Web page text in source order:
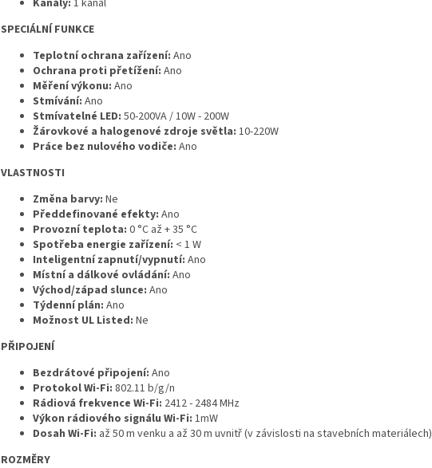
SPECIÁLNÍ FUNKCE
Teplotní ochrana zařízení: Ano
Ochrana proti přetížení: Ano
Měření výkonu: Ano
Stmívání: Ano
Stmívatelné LED: 50-200VA / 10W - 200W
Žárovkové a halogenové zdroje světla: 10-220W
Práce bez nulového vodiče: Ano
VLASTNOSTI
Změna barvy: Ne
Předdefinované efekty: Ano
Provozní teplota: 0 °C až + 35 °C
Spotřeba energie zařízení: < 1 W
Inteligentní zapnutí/vypnutí: Ano
Místní a dálkové ovládání: Ano
Východ/západ slunce: Ano
Týdenní plán: Ano
Možnost UL Listed: Ne
PŘIPOJENÍ
Bezdrátové připojení: Ano
Protokol Wi-Fi: 802.11 b/g/n
Rádiová frekvence Wi-Fi: 2412 - 2484 MHz
Výkon rádiového signálu Wi-Fi: 1mW
Dosah Wi-Fi: až 50 m venku a až 30 m uvnitř (v závislosti na stavebních materiálech)
ROZMĚRY